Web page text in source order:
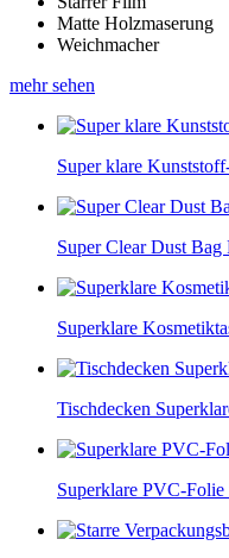
Matte Holzmaserung
Weichmacher
mehr sehen
Super klare
Super Clear Dust
Superklare
Tischdecken
Superklare PVC-